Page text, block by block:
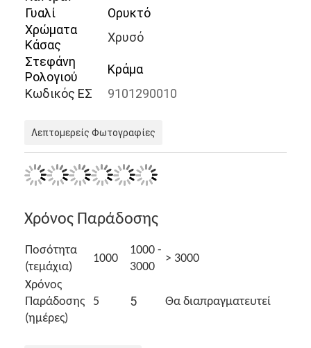
Σπίτι
Επισκέψεις στο εργοστάσιο
Ειδήσεις
Υποθέσεις
Ιστολόγιο
Γυαλί
Ορυκτό
Χρώματα
Κάσας
Χρυσό
Στεφάνη
Ρολογιού
Κράμα
Κωδικός ΕΣ
9101290010
Λεπτομερείς Φωτογραφίες
Χρόνος Παράδοσης
Ποσότητα
(τεμάχια)
1000
1000 -
3000
> 3000
Χρόνος
Παράδοσης
(ημέρες)
5 5 Θα διαπραγματευτεί